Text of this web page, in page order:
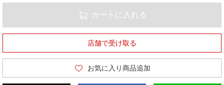
カートに入れる
店舗で受け取る
お気に入り商品追加